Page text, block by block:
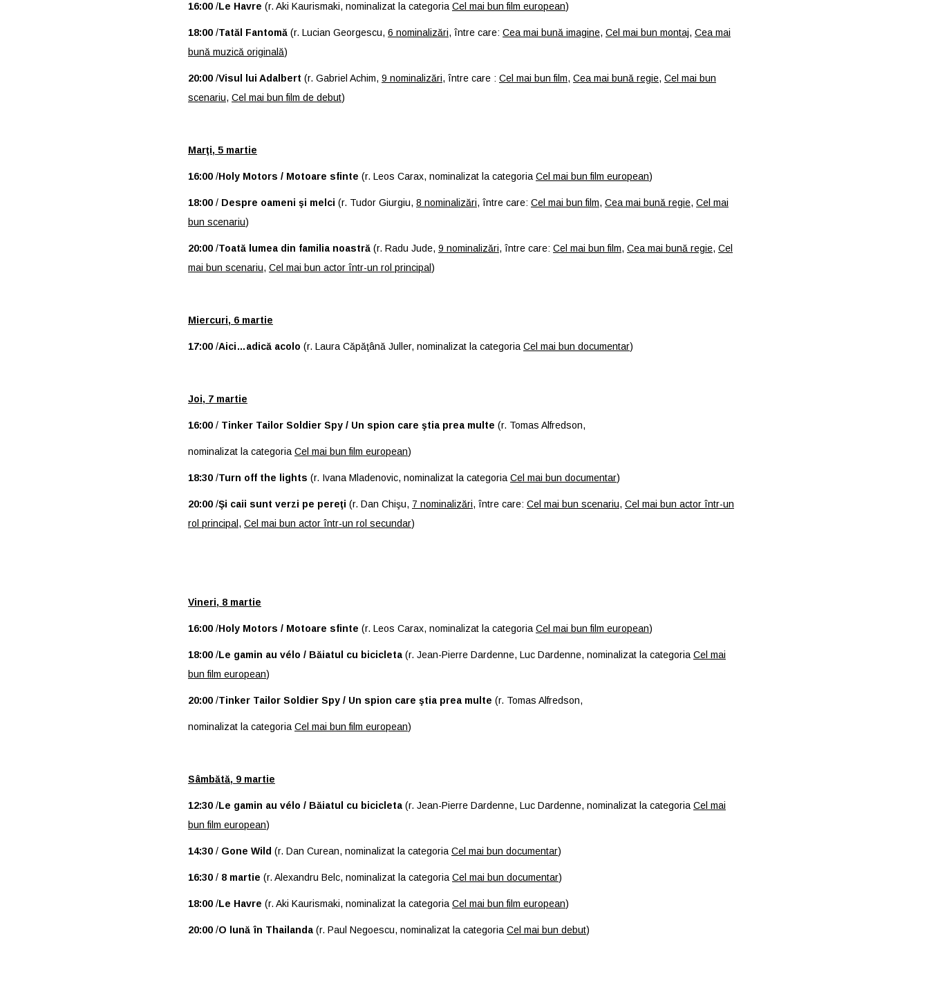
16:00 /Le Havre (r. Aki Kaurismaki, nominalizat la categoria Cel mai bun film european)
18:00 /Tatăl Fantomă (r. Lucian Georgescu, 6 nominalizări, între care: Cea mai bună imagine, Cel mai bun montaj, Cea mai
bună muzică originală)
20:00 /Visul lui Adalbert (r. Gabriel Achim, 9 nominalizări, între care : Cel mai bun film, Cea mai bună regie, Cel mai bun
scenariu, Cel mai bun film de debut)
Marţi, 5 martie
16:00 /Holy Motors / Motoare sfinte (r. Leos Carax, nominalizat la categoria Cel mai bun film european)
18:00 / Despre oameni şi melci (r. Tudor Giurgiu, 8 nominalizări, între care: Cel mai bun film, Cea mai bună regie, Cel mai
bun scenariu)
20:00 /Toată lumea din familia noastră (r. Radu Jude, 9 nominalizări, între care: Cel mai bun film, Cea mai bună regie, Cel
mai bun scenariu, Cel mai bun actor într-un rol principal)
Miercuri, 6 martie
17:00 /Aici…adică acolo (r. Laura Căpăţână Juller, nominalizat la categoria Cel mai bun documentar)
Joi, 7 martie
16:00 / Tinker Tailor Soldier Spy / Un spion care ştia prea multe (r. Tomas Alfredson,
nominalizat la categoria Cel mai bun film european)
18:30 /Turn off the lights (r. Ivana Mladenovic, nominalizat la categoria Cel mai bun documentar)
20:00 /Şi caii sunt verzi pe pereţi (r. Dan Chişu, 7 nominalizări, între care: Cel mai bun scenariu, Cel mai bun actor într-un
rol principal , Cel mai bun actor într-un rol secundar)
Vineri, 8 martie
16:00 /Holy Motors / Motoare sfinte (r. Leos Carax, nominalizat la categoria Cel mai bun film european)
18:00 /Le gamin au vélo / Băiatul cu bicicleta (r. Jean-Pierre Dardenne, Luc Dardenne, nominalizat la categoria Cel mai
bun film european)
20:00 /Tinker Tailor Soldier Spy / Un spion care ştia prea multe (r. Tomas Alfredson,
nominalizat la categoria Cel mai bun film european)
Sâmbătă, 9 martie
12:30 /Le gamin au vélo / Băiatul cu bicicleta (r. Jean-Pierre Dardenne, Luc Dardenne, nominalizat la categoria Cel mai
bun film european)
14:30 / Gone Wild (r. Dan Curean, nominalizat la categoria Cel mai bun documentar)
16:30 / 8 martie (r. Alexandru Belc, nominalizat la categoria Cel mai bun documentar)
18:00 /Le Havre (r. Aki Kaurismaki, nominalizat la categoria Cel mai bun film european)
20:00 /O lună în Thailanda (r. Paul Negoescu, nominalizat la categoria Cel mai bun debut)